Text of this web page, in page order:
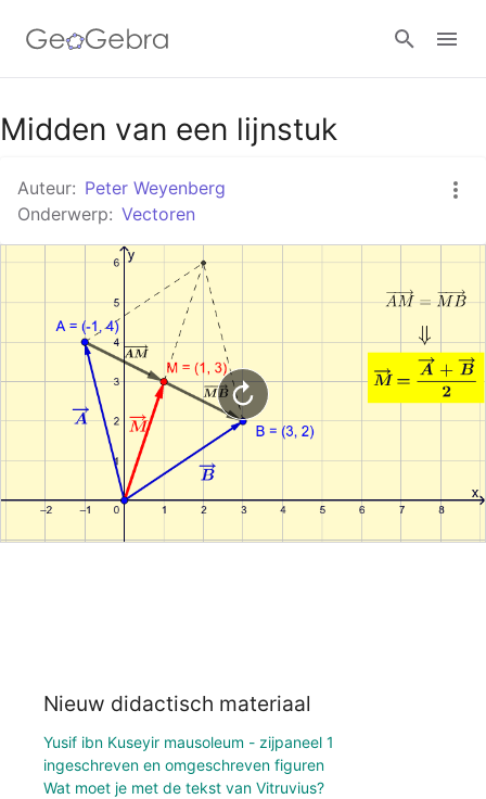
Google Classroom
GeoGebra Klaslokaal
Aanmelden
Midden van een lijnstuk
Auteur: Peter Weyenberg
Onderwerp: Vectoren
Nieuw didactisch materiaal
Yusif ibn Kuseyir mausoleum - zijpaneel 1
ingeschreven en omgeschreven figuren
Wat moet je met de tekst van Vitruvius?